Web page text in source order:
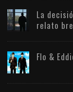
La
relato
Flo &